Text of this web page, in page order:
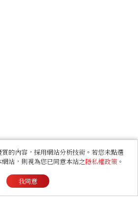
的內容，採用網站分析技術。若您未點選
網站，則視為您已同意本站之隱私權政策 。
我同意